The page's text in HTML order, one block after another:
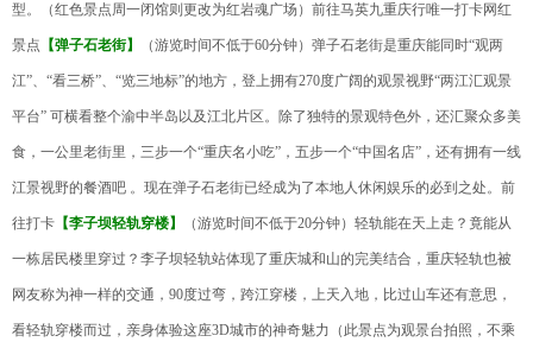
型。（红色景点周一闭馆则更改为红岩魂广场）前往马英九重庆行唯一打卡网红
景点 【弹子石老街】 （游览时间不低于60分钟）弹子石老街是重庆能同时“观两
江”、“看三桥”、“览三地标”的地方，登上拥有270度广阔的观景视野“两江汇观景
平台” 可横看整个渝中半岛以及江北片区。除了独特的景观特色外，还汇聚众多美
食，一公里老街里，三步一个“重庆名小吃”，五步一个“中国名店”，还有拥有一线
江景视野的餐酒吧 。现在弹子石老街已经成为了本地人休闲娱乐的必到之处。前
往打卡 【李子坝轻轨穿楼】 （游览时间不低于20分钟）轻轨能在天上走？竟能从
一栋居民楼里穿过？李子坝轻轨站体现了重庆城和山的完美结合，重庆轻轨也被
网友称为神一样的交通，90度过弯，跨江穿楼，上天入地，比过山车还有意思，
看轻轨穿楼而过，亲身体验这座3D城市的神奇魅力（此景点为观景台拍照，不乘